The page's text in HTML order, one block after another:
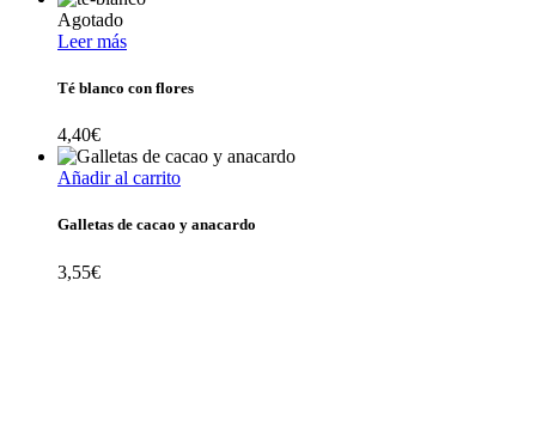
Agotado
Leer más
Té blanco con flores
4,40€
Añadir al carrito
Galletas de cacao y anacardo
3,55€